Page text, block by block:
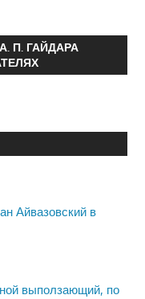
П. ГАЙДАРА
Айвазовский в
выползающий, по